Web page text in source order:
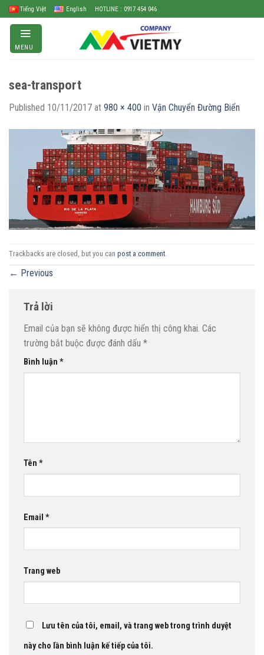
Skip
to
content
Tiếng Việt English HOTLINE : 0917 454 046
MENU
sea-transport
Published 10/11/2017 at 980 × 400 in Vận Chuyển Đường Biển
Trackbacks are closed, but you can post a comment
← Previous
Trả lời
Email của bạn sẽ không được hiển thị công khai. Các
trường bắt buộc được đánh dấu *
Bình luận *
Tên *
Email *
Trang web
Lưu tên của tôi, email, và trang web trong trình duyệt
này cho lần bình luận kế tiếp của tôi.